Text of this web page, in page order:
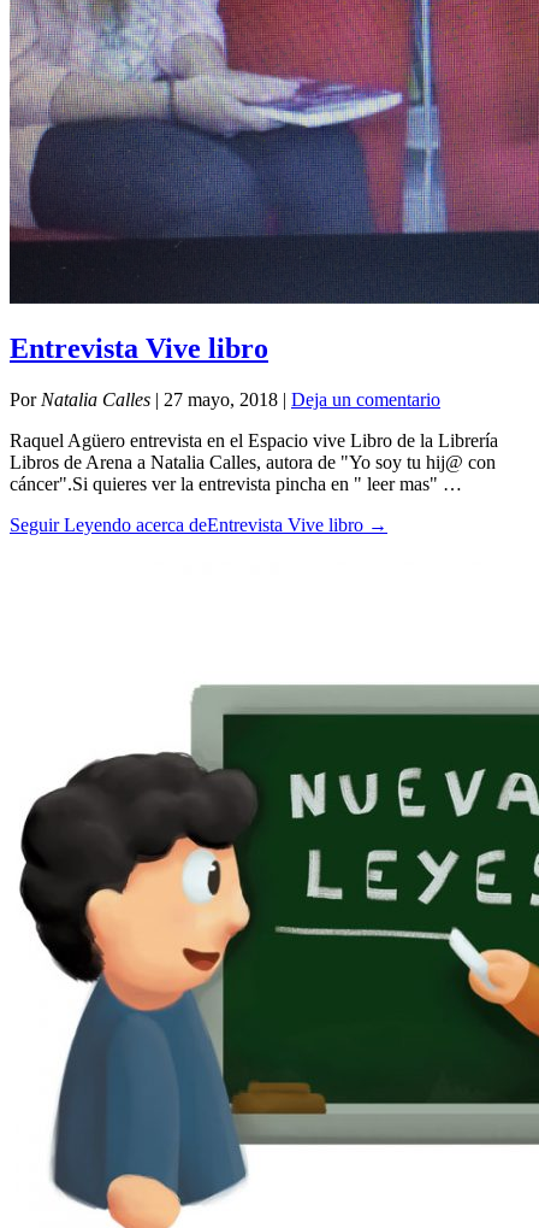
Entrevista Vive libro
Por Natalia Calles | 27 mayo, 2018 | Deja un comentario
Raquel Agüero entrevista en el Espacio vive Libro de la Librería
Libros de Arena a Natalia Calles, autora de "Yo soy tu hij@ con
cáncer".Si quieres ver la entrevista pincha en " leer mas" …
Seguir Leyendo acerca deEntrevista Vive libro →